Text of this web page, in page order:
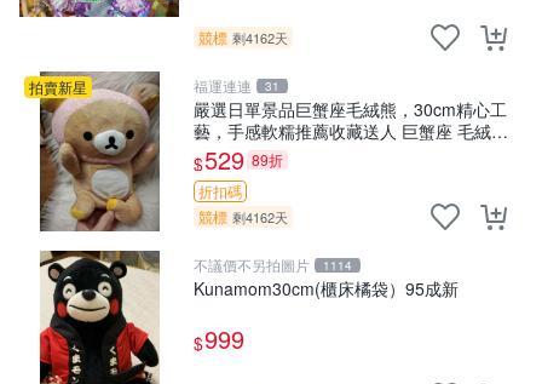
競標 剩4162天
拍賣新星 福運連連 31
嚴選日單景品巨蟹座毛絨熊，30cm精心工
藝，手感軟糯推薦收藏送人 巨蟹座 毛絨玩
具 精緻做工
$529 89折
折扣碼
競標 剩4162天
不議價不另拍圖片 1114
Kunamom30cm(櫃床橘袋）95成新
$999